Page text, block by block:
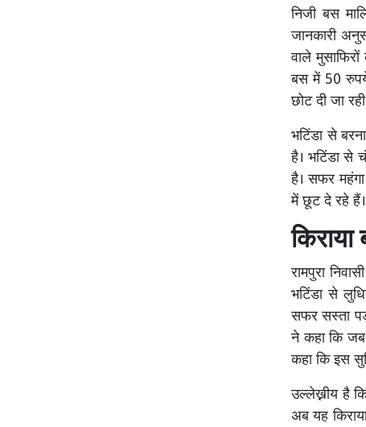
निजी बस
जानकारी
वाले
बस में 50
छोट दी जा
भटिंडा से
है। भटिंडा से
है। सफर
में छूट दे रहे हैं।
रामपुरा
भटिंडा से
सफर सस्ता
ने कहा कि जब
कहा कि इस
उल्लेख्नीय है
अब यह